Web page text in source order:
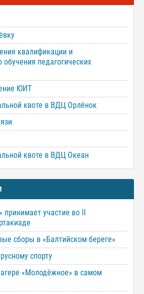
квалификации и
обучения педагогических
ЮИТ
квоте в ВДЦ Орлёнок
квоте в ВДЦ Океан
принимает участие во II
сборы в «Балтийском береге»
спорту
«Молодёжное» в самом